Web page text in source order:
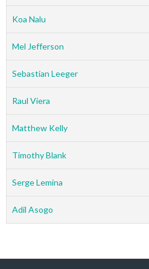
Koa Nalu
Mel Jefferson
Sebastian Leeger
Raul Viera
Matthew Kelly
Timothy Blank
Serge Lemina
Adil Asogo